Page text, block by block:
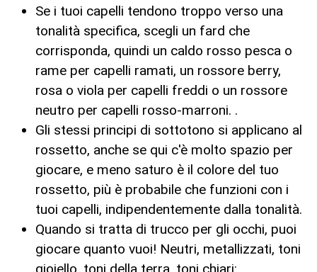
Se i tuoi capelli tendono troppo verso una
tonalità specifica, scegli un fard che
corrisponda, quindi un caldo rosso pesca o
rame per capelli ramati, un rossore berry,
rosa o viola per capelli freddi o un rossore
neutro per capelli rosso-marroni. .
Gli stessi principi di sottotono si applicano al
rossetto, anche se qui c'è molto spazio per
giocare, e meno saturo è il colore del tuo
rossetto, più è probabile che funzioni con i
tuoi capelli, indipendentemente dalla tonalità.
Quando si tratta di trucco per gli occhi, puoi
giocare quanto vuoi! Neutri, metallizzati, toni
gioiello, toni della terra, toni chiari: